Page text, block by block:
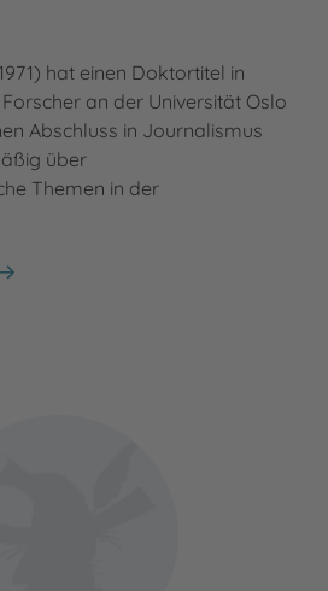
hat einen Doktortitel in
an der Universität Oslo
Abschluss in Journalismus
über
Themen in der